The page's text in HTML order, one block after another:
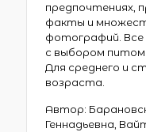
предпочтениях,
факты и
фотографий.
с выбором
Для среднего и
возраста.
Автор:
Геннадьевна,